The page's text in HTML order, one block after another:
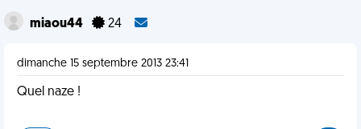
miaou44 24
dimanche 15 septembre 2013 23:41
Quel naze !